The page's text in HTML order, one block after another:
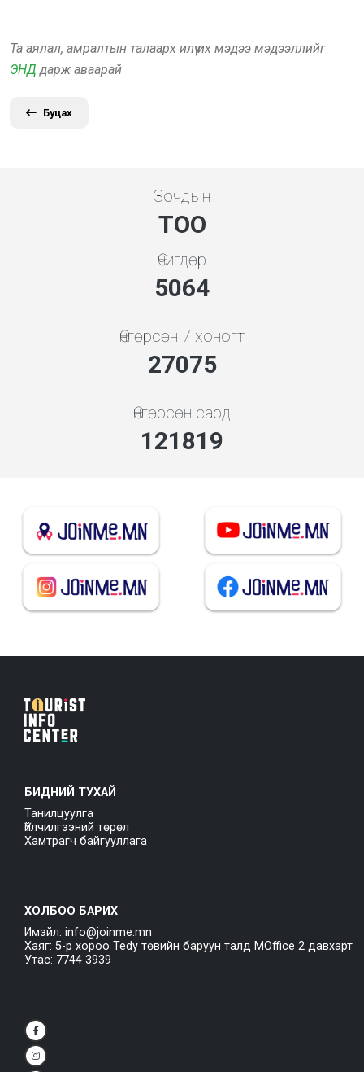
Та аялал, амралтын талаарх илүү их мэдээ мэдээллийг
ЭНД дарж аваарай
Буцах
Зочдын
ТОО
Өчигдөр
5648
Өнгөрсөн 7 хоногт
30199
Өнгөрсөн сард
135875
БИДНИЙ ТУХАЙ
Танилцуулга
Үйлчилгээний төрөл
Хамтрагч байгууллага
ХОЛБОО БАРИХ
Имэйл: info@joinme.mn
Хаяг: 5-р хороо Tedy төвийн баруун талд MOffice 2 давхарт
Утас: 7744 3939